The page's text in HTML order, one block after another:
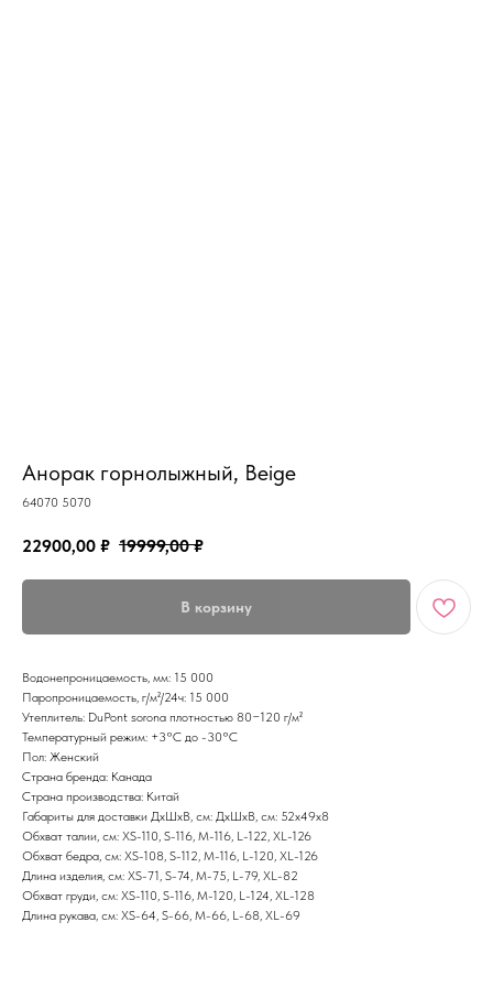
Анорак горнолыжный, Beige
64070 5070
22900,00 ₽ 19999,00 ₽
В корзину
Водонепроницаемость, мм: 15 000
Паропроницаемость, г/м²/24ч: 15 000
Утеплитель: DuPont sorona плотностью 80−120 г/м²
Температурный режим: +3°С до -30°С
Пол: Женский
Страна бренда: Канада
Страна производства: Китай
Габариты для доставки ДхШхВ, см: ДхШхВ, см: 52x49x8
Обхват талии, см: XS-110, S-116, M-116, L-122, XL-126
Обхват бедра, см: XS-108, S-112, M-116, L-120, XL-126
Длина изделия, см: XS-71, S-74, M-75, L-79, XL-82
Обхват груди, см: XS-110, S-116, M-120, L-124, XL-128
Длина рукава, см: XS-64, S-66, M-66, L-68, XL-69